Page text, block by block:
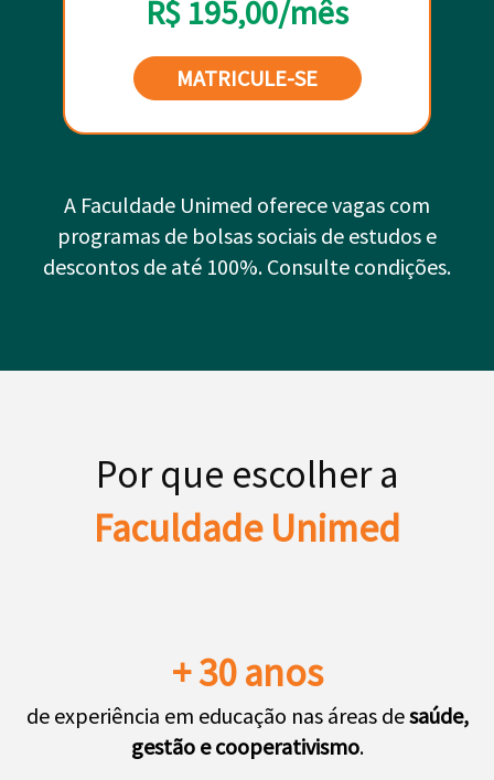
R$ 195,00/mês
MATRICULE-SE
A Faculdade Unimed oferece vagas com
programas de bolsas sociais de estudos e
descontos de até 100%. Consulte condições.
Por que escolher a
Faculdade Unimed
+ 30 anos
de experiência em educação nas áreas desaúde,
gestão e cooperativismo.